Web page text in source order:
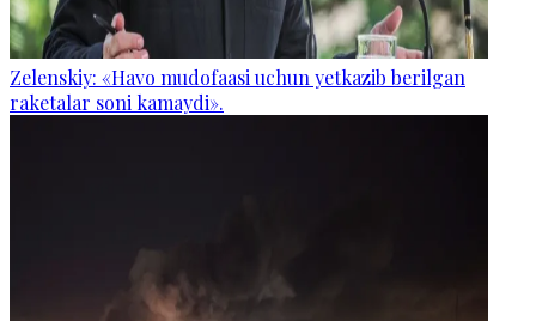
Zelenskiy: «Havo mudofaasi uchun yetkazib berilgan
raketalar soni kamaydi».